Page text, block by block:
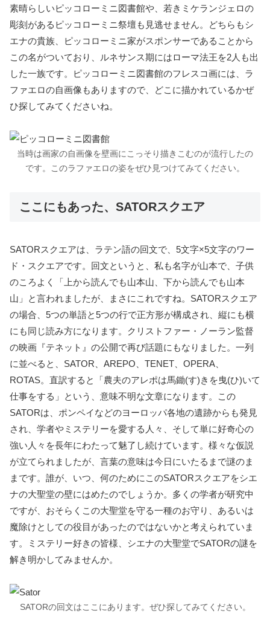
素晴らしいピッコローミニ図書館や、若きミケランジェロの
彫刻があるピッコローミニ祭壇も見逃せません。どちらもシ
エナの貴族、ピッコローミニ家がスポンサーであることから
この名がついており、ルネサンス期にはローマ法王を2人も出
した一族です。ピッコローミニ図書館のフレスコ画には、ラ
ファエロの自画像もありますので、どこに描かれているかぜ
ひ探してみてくださいね。
当時は画家の自画像を壁画にこっそり描きこむのが流行したの
です。このラファエロの姿をぜひ見つけてみてください。
ここにもあった、SATORスクエア
SATORスクエアは、ラテン語の回文で、5文字×5文字のワー
ド・スクエアです。回文というと、私も名字が山本で、子供
のころよく「上から読んでも山本山、下から読んでも山本
山」と言われましたが、まさにこれですね。SATORスクエア
の場合、5つの単語と5つの行で正方形が構成され、縦にも横
にも同じ読み方になります。クリストファー・ノーラン監督
の映画『テネット』の公開で再び話題にもなりました。一列
に並べると、SATOR、AREPO、TENET、OPERA、
ROTAS。直訳すると「農夫のアレポは馬鋤(す)きを曳(ひ)いて
仕事をする」という、意味不明な文章になります。この
SATORは、ポンペイなどのヨーロッパ各地の遺跡からも発見
され、学者やミステリーを愛する人々、そして単に好奇心の
強い人々を長年にわたって魅了し続けています。様々な仮説
が立てられましたが、言葉の意味は今日にいたるまで謎のま
まです。誰が、いつ、何のためにこのSATORスクエアをシエ
ナの大聖堂の壁にはめたのでしょうか。多くの学者が研究中
ですが、おそらくこの大聖堂を守る一種のお守り、あるいは
魔除けとしての役目があったのではないかと考えられていま
す。ミステリー好きの皆様、シエナの大聖堂でSATORの謎を
解き明かしてみませんか。
SATORの回文はここにあります。ぜひ探してみてください。